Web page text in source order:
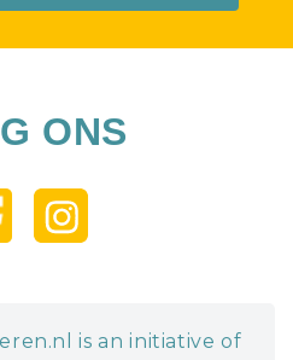
ONS
is an initiative of